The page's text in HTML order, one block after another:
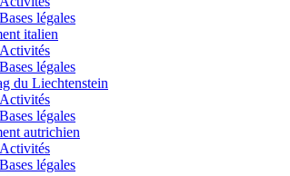
Bases légales
italien
Activités
Bases légales
du Liechtenstein
Activités
Bases légales
autrichien
Activités
Bases légales